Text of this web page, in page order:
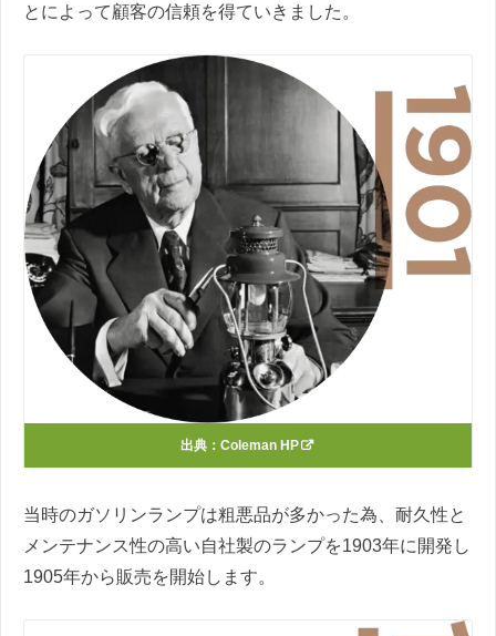
とによって顧客の信頼を得ていきました。
出典： Coleman HP
当時のガソリンランプは粗悪品が多かった為、耐久性と
メンテナンス性の高い自社製のランプを1903年に開発し
1905年から販売を開始します。